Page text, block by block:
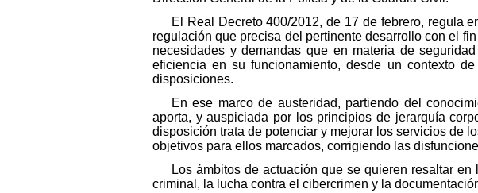
El Real Decreto 400/2012, de 17 de febrero, regula
regulación que precisa del pertinente desarrollo con el
necesidades y demandas que en materia de
eficiencia en su funcionamiento, desde un contexto
disposiciones.
En ese marco de austeridad, partiendo del
aporta, y auspiciada por los principios de jerarquía
disposición trata de potenciar y mejorar los servicios de
objetivos para ellos marcados, corrigiendo las
Los ámbitos de actuación que se quieren resaltar
criminal, la lucha contra el cibercrimen y la